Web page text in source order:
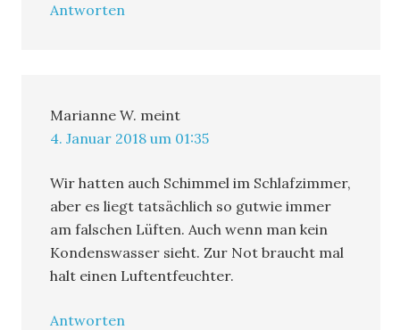
Antworten
Marianne W. meint
4. Januar 2018 um 01:35
Wir hatten auch Schimmel im Schlafzimmer,
aber es liegt tatsächlich so gutwie immer
am falschen Lüften. Auch wenn man kein
Kondenswasser sieht. Zur Not braucht mal
halt einen Luftentfeuchter.
Antworten